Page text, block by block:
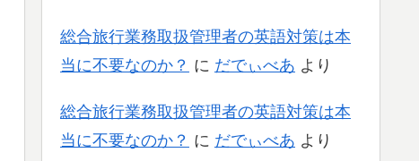
総合旅行業務取扱管理者の英語対策は本
当に不要なのか？ に だでぃべあ より
総合旅行業務取扱管理者の英語対策は本
当に不要なのか？ に だでぃべあ より